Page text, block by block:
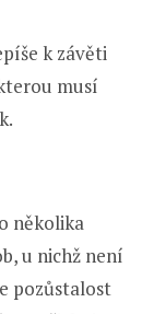
k závěti
musí
několika
u nichž není
pozůstalost